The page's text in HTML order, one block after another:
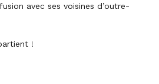
avec ses voisines d’outre-
!